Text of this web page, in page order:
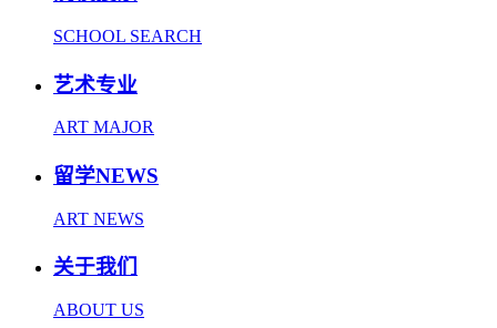
SCHOOL SEARCH
艺术专业
ART MAJOR
留学NEWS
ART NEWS
关于我们
ABOUT US